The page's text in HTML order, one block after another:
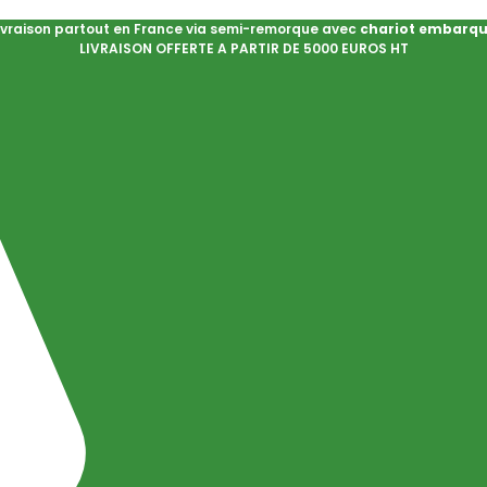
partout en France via semi-remorque avec chariot
LIVRAISON OFFERTE A PARTIR DE 5000 EUROS HT